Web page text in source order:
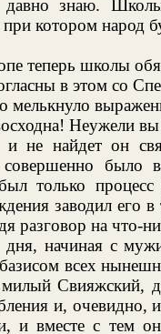
давно знаю.
котором народ
теперь школы
в этом со
мелькнуло
Неужели
не найдет он
было
только
заводил его
разговор на что-
дня, начиная с
всех
милый Свияжский,
и,
и вместе с тем